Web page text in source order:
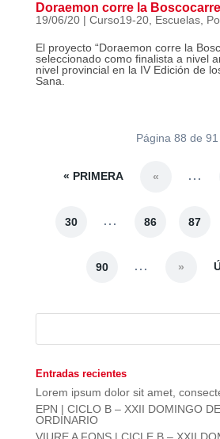
Doraemon corre la
19/06/20| Curso19-20, Escuelas,
El proyecto “Doraemon corre la
seleccionado como finalista a nivel
nivel provincial en la IV Edición de
Sana.
Página 88 de 91
« PRIMERA « ...
30 ... 86 87
90 ... »
Entradas recientes
Lorem ipsum dolor sit amet,
EPN | CICLO B – XXII DOMINGO
ORDINARIO